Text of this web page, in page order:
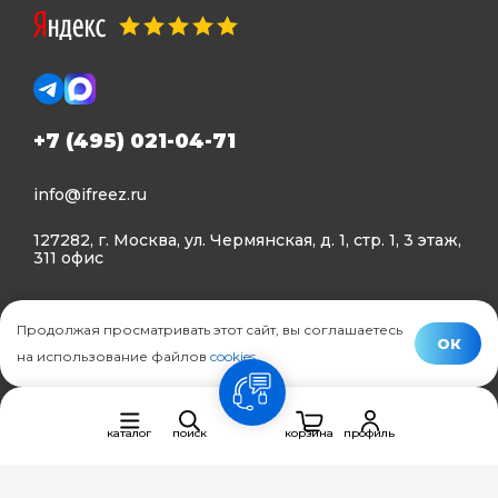
+7 (495) 021-04-71
info@ifreez.ru
127282, г. Москва, ул. Чермянская, д. 1, стр. 1, 3 этаж,
311 офис
Политика конфиденциальности
© Ifreez - продажа и установка климатической техники,
каталог поиск
связь
корзина
профиль
Продолжая просматривать этот сайт, вы соглашаетесь
на использование файлов cookies.
ОК